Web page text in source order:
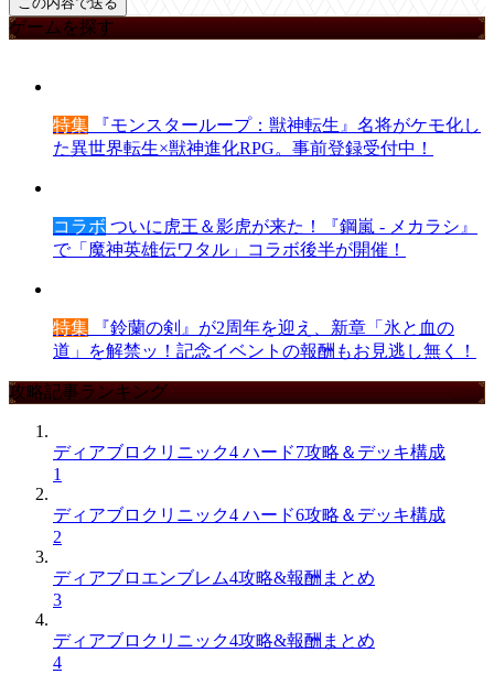
ゲームを探す
特集 『モンスターループ：獣神転生』名将がケモ化し
た異世界転生×獣神進化RPG。事前登録受付中！
コラボ ついに虎王＆影虎が来た！『鋼嵐 - メカラシ』
で「魔神英雄伝ワタル」コラボ後半が開催！
特集 『鈴蘭の剣』が2周年を迎え、新章「氷と血の
道」を解禁ッ！記念イベントの報酬もお見逃し無く！
攻略記事ランキング
ディアブロクリニック4 ハード7攻略＆デッキ構成
1
ディアブロクリニック4 ハード6攻略＆デッキ構成
2
ディアブロエンブレム4攻略&報酬まとめ
3
ディアブロクリニック4攻略&報酬まとめ
4